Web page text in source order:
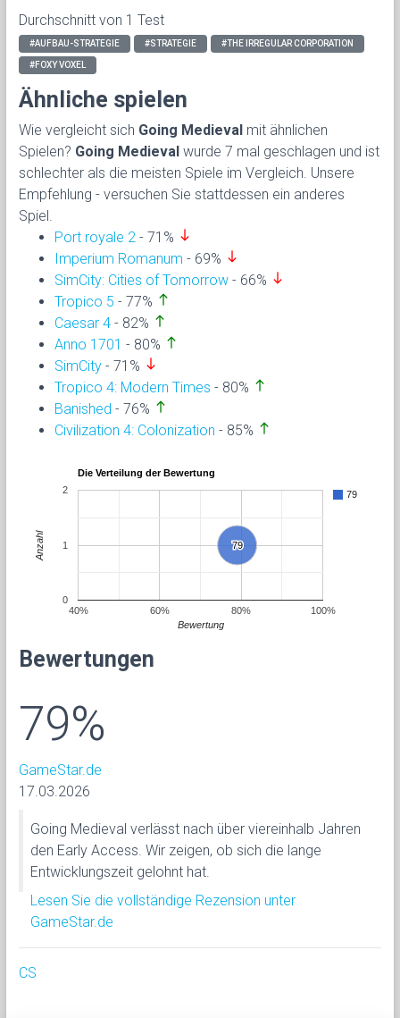
Durchschnitt von 1 Test
#AUFBAU-STRATEGIE #STRATEGIE #THE IRREGULAR CORPORATION
#FOXY VOXEL
Ähnliche spielen
Wie vergleicht sich Going Medieval mit ähnlichen
Spielen? Going Medieval wurde 7 mal geschlagen und ist
schlechter als die meisten Spiele im Vergleich. Unsere
Empfehlung - versuchen Sie stattdessen ein anderes
Spiel.
Port royale 2 - 71% south
Imperium Romanum - 69% south
SimCity: Cities of Tomorrow - 66% south
Tropico 5 - 77% north
Caesar 4 - 82% north
Anno 1701 - 80% north
SimCity - 71% south
Tropico 4: Modern Times - 80% north
Banished - 76% north
Civilization 4: Colonization - 85% north
Die Verteilung der Bewertung
79
79
79
40% 60% 80% 100%
0
1
2
Bewertung
Anzahl
Bewertungen
79%
GameStar.de
17.03.2026
Going Medieval verlässt nach über viereinhalb Jahren
den Early Access. Wir zeigen, ob sich die lange
Entwicklungszeit gelohnt hat.
Lesen Sie die vollständige Rezension unter
GameStar.de
CS